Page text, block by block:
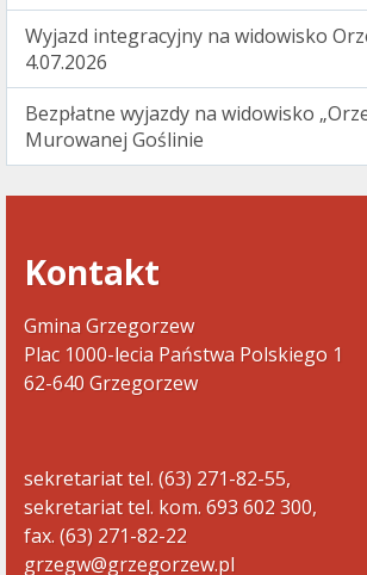
Wyjazd integracyjny na widowisko
4.07.2026
Bezpłatne wyjazdy na widowisko
Murowanej Goślinie
Kontakt
Gmina Grzegorzew
Plac 1000-lecia Państwa Polskiego 1
62-640 Grzegorzew
sekretariat tel. (63) 271-82-55,
sekretariat tel. kom. 693 602 300,
fax. (63) 271-82-22
grzegw@grzegorzew.pl